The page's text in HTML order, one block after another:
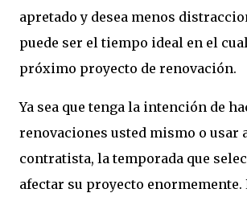
apretado y desea menos
puede ser el tiempo ideal en el
próximo proyecto de renovación.
Ya sea que tenga la intención de
renovaciones usted mismo o usar
contratista, la temporada que
afectar su proyecto enormemente.